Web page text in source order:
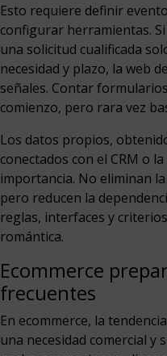
Esto requiere definir
configurar herramientas.
una solicitud cualificada
necesidad y plazo, la web
señales. Contar
comienzo, pero rara vez
Los datos propios,
conectados con el CRM o
importancia. No eliminan
pero reducen la
reglas, interfaces y
romántica.
Ecommerce
frecuentes
En ecommerce, la
una necesidad comercial y